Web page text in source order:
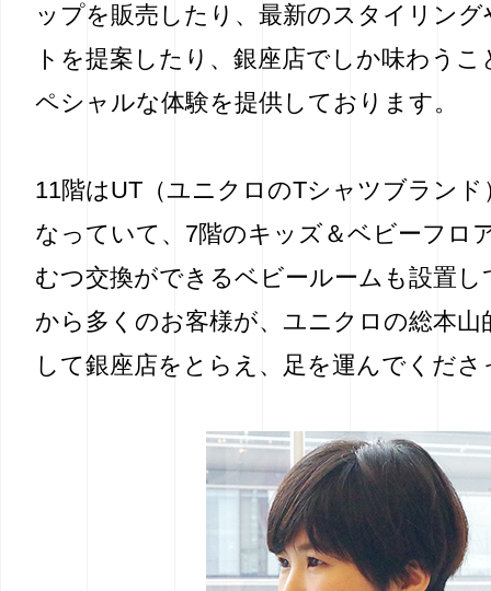
ップを販売したり、最新のスタイリン
トを提案したり、銀座店でしか味わう
ペシャルな体験を提供しております。
11階はUT（ユニクロのTシャツブラン
なっていて、7階のキッズ＆ベビーフロ
むつ交換ができるベビールームも設置し
から多くのお客様が、ユニクロの総本山
して銀座店をとらえ、足を運んでくだ